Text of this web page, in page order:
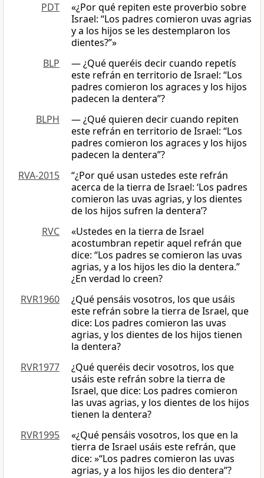
PDT
«¿Por qué repiten este proverbio sobre
Israel: “Los padres comieron uvas agrias
y a los hijos se les destemplaron los
dientes?”»
BLP
— ¿Qué queréis decir cuando repetís
este refrán en territorio de Israel: “Los
padres comieron los agraces y los hijos
padecen la dentera”?
BLPH
— ¿Qué quieren decir cuando repiten
este refrán en territorio de Israel: “Los
padres comieron los agraces y los hijos
padecen la dentera”?
RVA-2015
“¿Por qué usan ustedes este refrán
acerca de la tierra de Israel: ‘Los padres
comieron las uvas agrias, y los dientes
de los hijos sufren la dentera’?
RVC
«Ustedes en la tierra de Israel
acostumbran repetir aquel refrán que
dice: “Los padres se comieron las uvas
agrias, y a los hijos les dio la dentera.”
¿En verdad lo creen?
RVR1960
¿Qué pensáis vosotros, los que usáis
este refrán sobre la tierra de Israel, que
dice: Los padres comieron las uvas
agrias, y los dientes de los hijos tienen
la dentera?
RVR1977
¿Qué queréis decir vosotros, los que
usáis este refrán sobre la tierra de
Israel, que dice: Los padres comieron
las uvas agrias, y los dientes de los hijos
tienen la dentera?
RVR1995
«¿Qué pensáis vosotros, los que en la
tierra de Israel usáis este refrán, que
dice: »“Los padres comieron las uvas
agrias, y a los hijos les dio dentera”?